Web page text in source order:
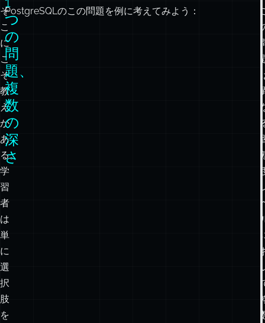
そ
こ
に
こ
そ
教
え
が
あ
る。
学
習
者
は
単
1
つ
の
問
題、
複
数
の
深
さ
PostgreSQLのこの問題を例に考えてみよう：